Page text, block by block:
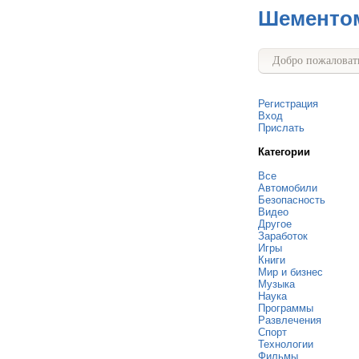
Добро
Регистрация
Вход
Прислать
Категории
Все
Автомобили
Безопасность
Видео
Другое
Заработок
Игры
Книги
Мир и бизнес
Музыка
Наука
Программы
Развлечения
Спорт
Технологии
Фильмы